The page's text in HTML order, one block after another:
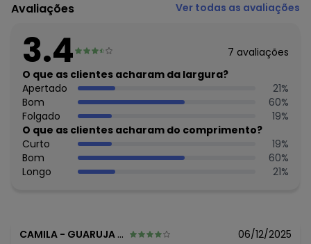
O preço apresentado abaixo é o menor oferecido em
algum dia do mês, para o menor tamanho disponível.
agosto/2026
R$ 49,99
julho/2026 R$ 59,99
junho/2026
maio/2026 R$ 59,99
abril/2026 R$ 49,99
março/2026 R$ 49,99
fevereiro/2026 R$ 64,99
Avaliações Ver todas as avaliações
3.4 7 avaliações
O que as clientes acharam da largura?
Apertado
21%
Bom
60%
Folgado
19%
O que as clientes acharam do comprimento?
Curto
19%
Bom
60%
Longo
21%
CAMILA - GUARUJA - SP 06/12/2025